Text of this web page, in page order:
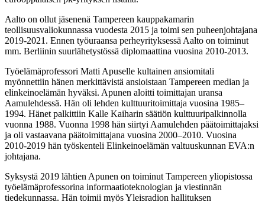
Aalto on ollut jäsenenä Tampereen kauppakamarin
teollisuusvaliokunnassa vuodesta 2015 ja toimi sen puheenjohtajana
2019-2021. Ennen työuraansa perheyrityksessä Aalto on toiminut
mm. Berliinin suurlähetystössä diplomaattina vuosina 2010-2013.
Työelämäprofessori Matti Apuselle kultainen ansiomitali
myönnettiin hänen merkittävistä ansioistaan Tampereen median ja
elinkeinoelämän hyväksi. Apunen aloitti toimittajan uransa
Aamulehdessä. Hän oli lehden kulttuuritoimittaja vuosina 1985–
1994. Hänet palkittiin Kalle Kaiharin säätiön kulttuuripalkinnolla
vuonna 1988. Vuonna 1998 hän siirtyi Aamulehden päätoimittajaksi
ja oli vastaavana päätoimittajana vuosina 2000–2010. Vuosina
2010-2019 hän työskenteli Elinkeinoelämän valtuuskunnan EVA:n
johtajana.
Syksystä 2019 lähtien Apunen on toiminut Tampereen yliopistossa
työelämäprofessorina informaatioteknologian ja viestinnän
tiedekunnassa. Hän toimii myös Yleisradion hallituksen